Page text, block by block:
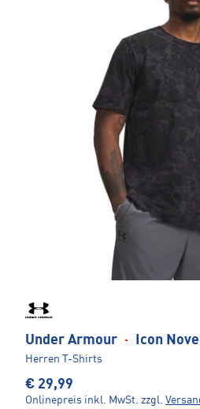
Under Armour · Icon
Herren T-Shirts
€ 29,99
Onlinepreis inkl. MwSt. zzgl.